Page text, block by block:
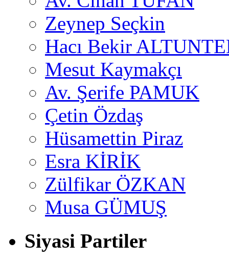
Zeynep Seçkin
Hacı Bekir
Mesut Kaymakçı
Av. Şerife PAMUK
Çetin Özdaş
Hüsamettin Piraz
Esra KİRİK
Zülfikar ÖZKAN
Musa GÜMUŞ
Siyasi Partiler